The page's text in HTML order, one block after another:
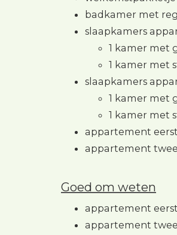
badkamer met
slaapkamers
1 kamer met
1 kamer met
slaapkamers
1 kamer met
1 kamer met
appartement
appartement
Goed om weten
appartement
appartement